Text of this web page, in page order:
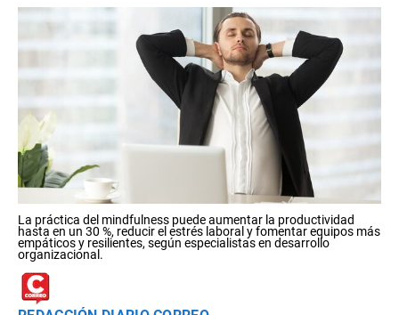
La práctica del mindfulness puede aumentar la productividad
hasta en un 30 %, reducir el estrés laboral y fomentar equipos más
empáticos y resilientes, según especialistas en desarrollo
organizacional.